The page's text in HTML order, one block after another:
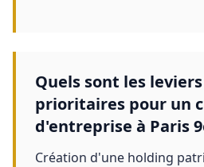
Quels sont les
prioritaires pour un
d'entreprise à Paris
Création d'une holding